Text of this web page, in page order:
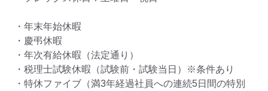
・年末年始休暇
・慶弔休暇
・年次有給休暇（法定通り）
・税理士試験休暇（試験前・試験当日）※条件あり
・特休ファイブ（満3年経過社員への連続5日間の特別